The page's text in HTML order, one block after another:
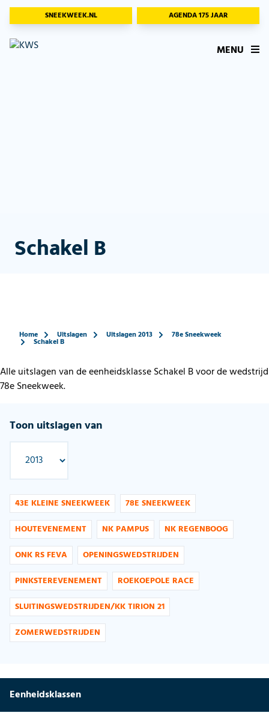
SNEEKWEEK.NL AGENDA 175 JAAR
MENU
Schakel B
Home Uitslagen Uitslagen 2013 78e Sneekweek
Schakel B
Alle uitslagen van de eenheidsklasse Schakel B voor de wedstrijd
78e Sneekweek.
Toon uitslagen van
43E KLEINE SNEEKWEEK
78E SNEEKWEEK
HOUTEVENEMENT
NK PAMPUS
NK REGENBOOG
ONK RS FEVA
OPENINGSWEDSTRIJDEN
PINKSTEREVENEMENT
ROEKOEPOLE RACE
SLUITINGSWEDSTRIJDEN/KK TIRION 21
ZOMERWEDSTRIJDEN
Eenheidsklassen